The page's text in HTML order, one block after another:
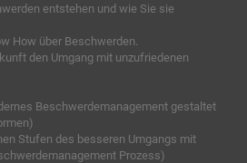
entstehen und wie Sie sie
How über Beschwerden.
den Umgang mit unzufriedenen
Beschwerdemanagement gestaltet
Stufen des besseren Umgangs mit
Prozess)